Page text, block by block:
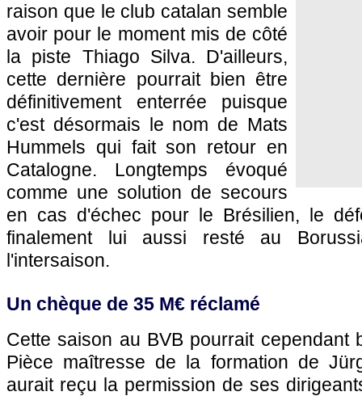
raison que le club catalan semble
avoir pour le moment mis de côté
la piste Thiago Silva. D'ailleurs,
cette dernière pourrait bien être
définitivement enterrée puisque
c'est désormais le nom de Mats
Hummels qui fait son retour en
Catalogne. Longtemps évoqué
comme une solution de secours
en cas d'échec pour le Brésilien, le
finalement lui aussi resté au
l'intersaison.
Un chèque de 35 M€ réclamé
Cette saison au BVB pourrait cependant
Pièce maîtresse de la formation de
aurait reçu la permission de ses